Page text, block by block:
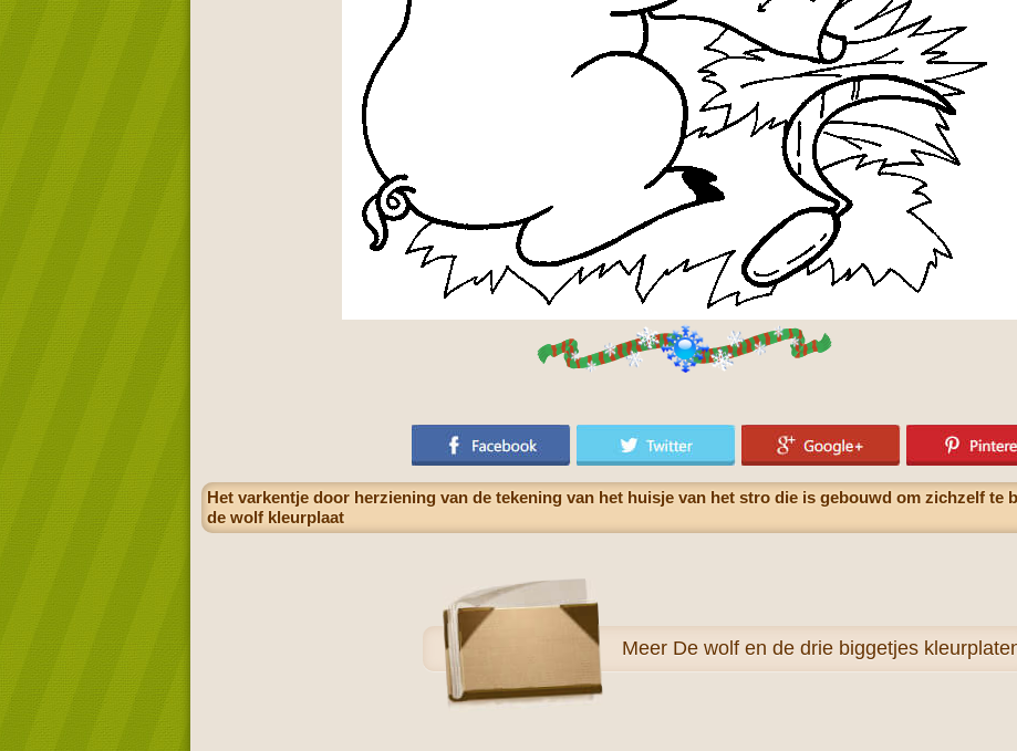
Het varkentje door herziening van de tekening van het huisje van het stro die is gebouwd om zichzelf te
de wolf kleurplaat
Meer De wolf en de drie biggetjes